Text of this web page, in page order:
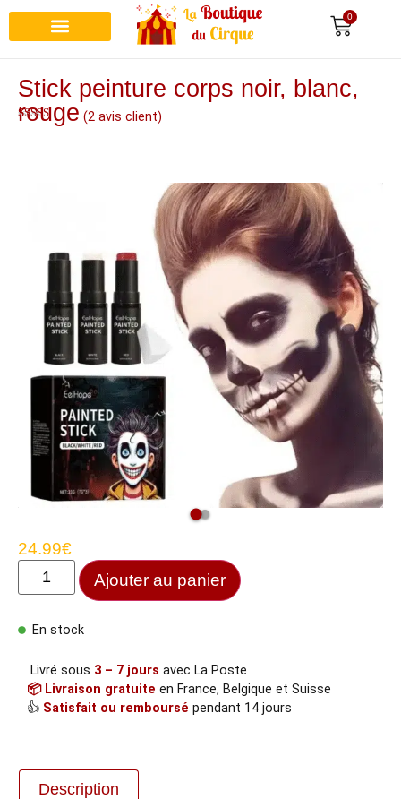
0
Stick peinture corps noir, blanc,
rouge
5.00
(2 avis client)
24.99€
Ajouter au panier
En stock
Livré sous 3 – 7 jours avec La Poste
📦 Livraison gratuite en France, Belgique et Suisse
👍 Satisfait ou remboursé pendant 14 jours
Description